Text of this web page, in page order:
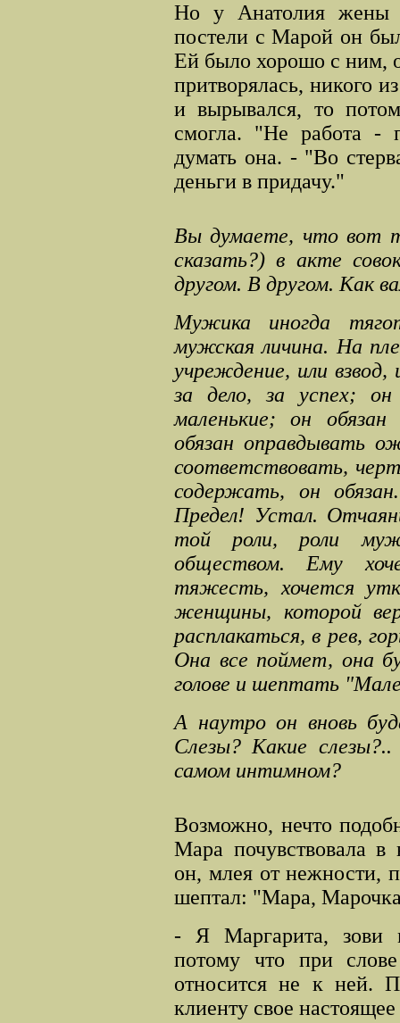
Но у Анатолия жены
постели с Марой он
Ей было хорошо с ним,
притворялась, никого
и вырывался, то
смогла. "Не работа -
думать она. - "Во
деньги в придачу."
Вы думаете, что вот
сказать?) в акте
другом. В другом. Как
Мужика иногда
мужская личина. На
учреждение, или
за дело, за успех;
маленькие; он
обязан оправдывать
соответствовать,
содержать, он обязан
Предел! Устал.
той роли, роли
обществом. Ему
тяжесть, хочется
женщины, которой
расплакаться, в рев,
Она все поймет, она
голове и шептать
А наутро он вновь
Слезы? Какие слезы?
самом интимном?
Возможно, нечто
Мара почувствовала в
он, млея от нежности,
шептал: "Мара,
- Я Маргарита, зови
потому что при
относится не к ней.
клиенту свое